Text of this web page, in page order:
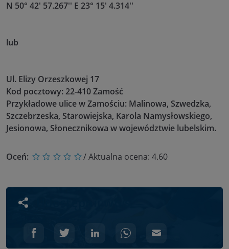
N 50° 42' 57.267'' E 23° 15' 4.314''
lub
Ul. Elizy Orzeszkowej 17
Kod pocztowy: 22-410 Zamość
Przykładowe ulice w Zamościu: Malinowa, Szwedzka,
Szczebrzeska, Starowiejska, Karola Namysłowskiego,
Jesionowa, Słonecznikowa w województwie lubelskim.
Oceń: / Aktualna ocena: 4.60